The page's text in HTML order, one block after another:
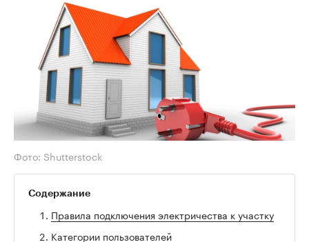
Фото: Shutterstock
Содержание
Правила подключения электричества к участку
Категории пользователей